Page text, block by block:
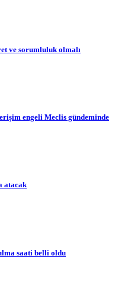
ve sorumluluk olmalı
engeli Meclis gündeminde
atacak
saati belli oldu